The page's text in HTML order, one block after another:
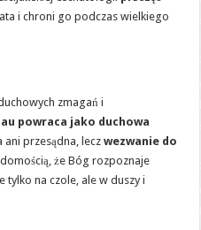
i chroni go podczas wielkiego
zmagań i
powraca jako duchowa
ani przesądna, leczwezwanie do
że Bóg rozpoznaje
tylko na czole, ale w duszy i